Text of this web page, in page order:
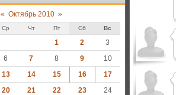
« Октябрь 2010 »
Ср Чт Пт Сб Вс
1 2
3
6 7 8 9
10
13 14 15 16
17
20 21 22 23
24